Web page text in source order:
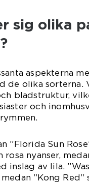
sig olika
aspekterna
de olika sorterna.
bladstruktur,
och
”Florida Sun
rosa nyanser,
inslag av lila.
”Kong